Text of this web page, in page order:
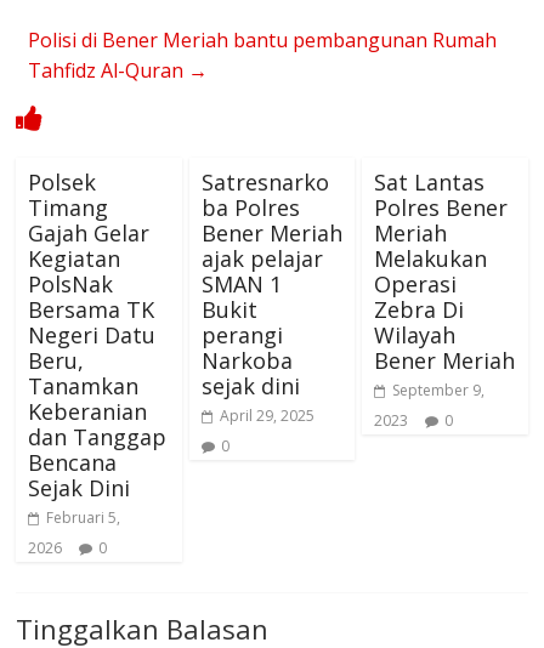
Polisi di Bener Meriah bantu pembangunan Rumah
Tahfidz Al-Quran →
Polsek
Timang
Gajah Gelar
Kegiatan
PolsNak
Bersama TK
Negeri Datu
Beru,
Tanamkan
Keberanian
dan Tanggap
Bencana
Sejak Dini
Februari 5,
2026
0
Satresnarko
ba Polres
Bener Meriah
ajak pelajar
SMAN 1
Bukit
perangi
Narkoba
sejak dini
April 29, 2025
0
Sat Lantas
Polres Bener
Meriah
Melakukan
Operasi
Zebra Di
Wilayah
Bener Meriah
September 9,
2023
0
Tinggalkan Balasan